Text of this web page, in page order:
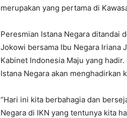
merupakan yang pertama di
Peresmian Istana Negara ditandai
Jokowi bersama Ibu Negara Iriana
Kabinet Indonesia Maju yang
Istana Negara akan menghadirkan
“Hari ini kita berbahagia dan
Negara di IKN yang tentunya kita